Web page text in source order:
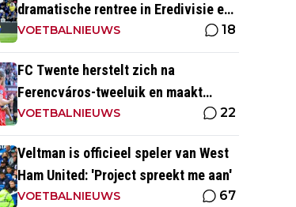
dramatische rentree in Eredivisie en
krijgt pak slaag in eigen huis
VOETBALNIEUWS 18
FC Twente herstelt zich na
Ferencváros-tweeluik en maakt
gehakt van Slowaakse opponent
VOETBALNIEUWS 22
Veltman is officieel speler van West
Ham United: 'Project spreekt me aan'
VOETBALNIEUWS 67